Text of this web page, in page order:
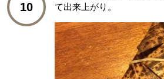
10
て出来上がり。